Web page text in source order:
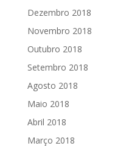
Dezembro 2018
Novembro 2018
Outubro 2018
Setembro 2018
Agosto 2018
Maio 2018
Abril 2018
Março 2018